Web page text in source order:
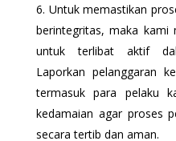
Untuk memastikan
berintegritas, maka kami
untuk terlibat aktif
Laporkan pelanggaran
termasuk para pelaku
kedamaian agar proses
secara tertib dan aman.